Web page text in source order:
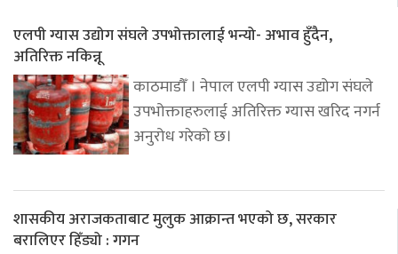
एलपी ग्यास उद्योग संघले उपभोक्तालाई भन्यो- अभाव हुँदैन,
अतिरिक्त नकिन्नू
काठमाडौँ । नेपाल एलपी ग्यास उद्योग संघले
उपभोक्ताहरुलाई अतिरिक्त ग्यास खरिद नगर्न
अनुरोध गरेको छ।
शासकीय अराजकताबाट मुलुक आक्रान्त भएको छ, सरकार
बरालिएर हिँड्यो : गगन